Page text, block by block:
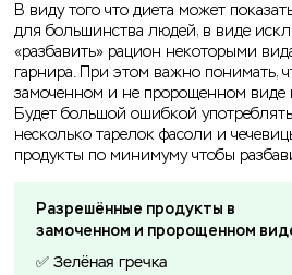
В виду того что диета может
для большинства людей, в виде
«разбавить» рацион некоторыми
гарнира. При этом важно понимать,
замоченном и не пророщенном виде
Будет большой ошибкой
несколько тарелок фасоли и
продукты по минимуму чтобы
Разрешённые продукты в
замоченном и пророщенном
✅ Зелёная гречка